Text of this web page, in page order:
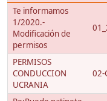
Te informamos
1/2020.-
Modificación de
permisos
PERMISOS
CONDUCCION
UCRANIA
02-